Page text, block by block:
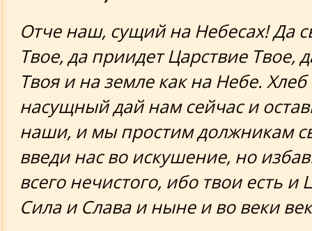
Отче наш, сущий на Небесах! Да
Твое, да приидет Царствие Твое,
Твоя и на земле как на Небе.
насущный дай нам сейчас и
наши, и мы простим должникам
введи нас во искушение, но
всего нечистого, ибо твои есть и
Сила и Слава и ныне и во веки